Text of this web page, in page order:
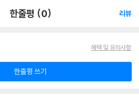
한줄평 (0) 리뷰
혜택 및 유의사항
한줄평 쓰기